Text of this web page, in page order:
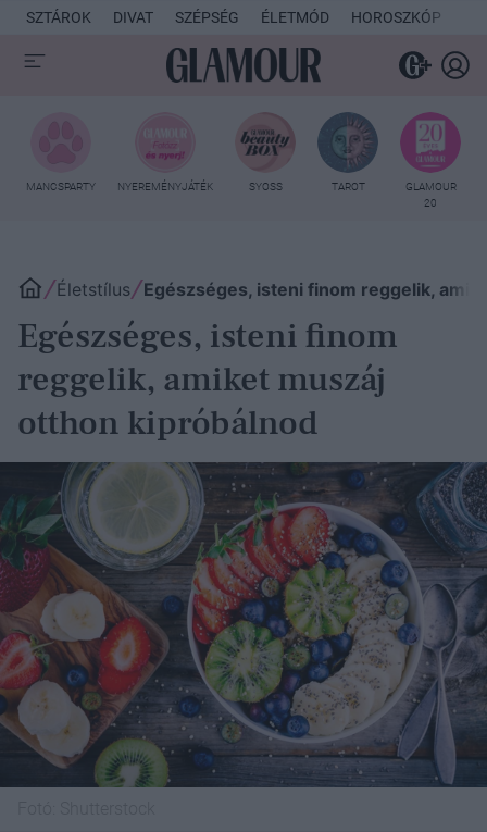
SZTÁROK DIVAT SZÉPSÉG ÉLETMÓD HOROSZKÓP
MANCSPARTY NYEREMÉNYJÁTÉK SYOSS TAROT
GLAMOUR
20
Életstílus Egészséges, isteni finom reggelik,
Egészséges, isteni finom
reggelik, amiket muszáj
otthon kipróbálnod